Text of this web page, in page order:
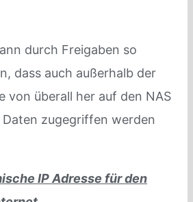
durch Freigaben so
dass auch außerhalb der
von überall her auf den NAS
Daten zugegriffen werden
IP Adresse für den